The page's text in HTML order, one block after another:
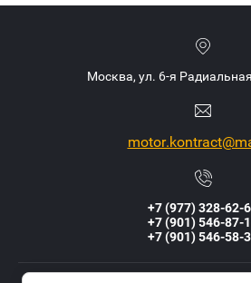
Москва, ул. 6-я
+7 (977) 328-62-
+7 (901) 546-87-
+7 (901) 546-58-